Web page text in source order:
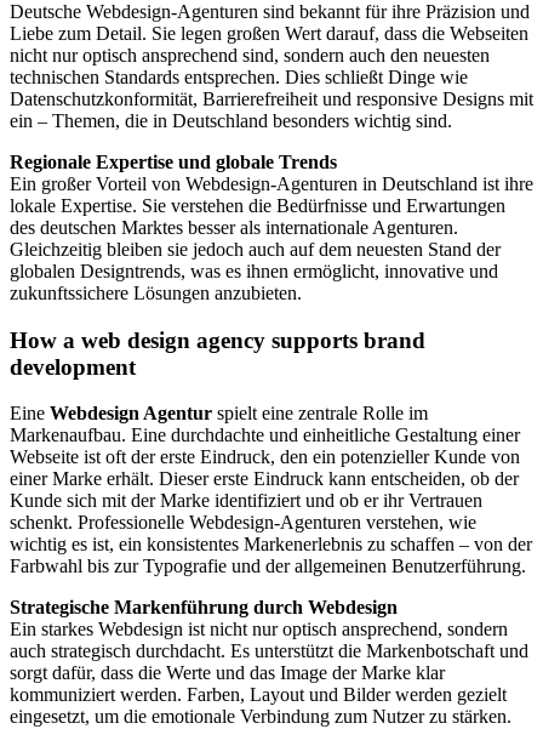
Deutsche Webdesign-Agenturen sind bekannt für ihre Präzision und
Liebe zum Detail. Sie legen großen Wert darauf, dass die Webseiten
nicht nur optisch ansprechend sind, sondern auch den neuesten
technischen Standards entsprechen. Dies schließt Dinge wie
Datenschutzkonformität, Barrierefreiheit und responsive Designs mit
ein – Themen, die in Deutschland besonders wichtig sind.
Regionale Expertise und globale Trends
Ein großer Vorteil von Webdesign-Agenturen in Deutschland ist ihre
lokale Expertise. Sie verstehen die Bedürfnisse und Erwartungen
des deutschen Marktes besser als internationale Agenturen.
Gleichzeitig bleiben sie jedoch auch auf dem neuesten Stand der
globalen Designtrends, was es ihnen ermöglicht, innovative und
zukunftssichere Lösungen anzubieten.
How a web design agency supports brand
development
Eine Webdesign Agentur spielt eine zentrale Rolle im
Markenaufbau. Eine durchdachte und einheitliche Gestaltung einer
Webseite ist oft der erste Eindruck, den ein potenzieller Kunde von
einer Marke erhält. Dieser erste Eindruck kann entscheiden, ob der
Kunde sich mit der Marke identifiziert und ob er ihr Vertrauen
schenkt. Professionelle Webdesign-Agenturen verstehen, wie
wichtig es ist, ein konsistentes Markenerlebnis zu schaffen – von der
Farbwahl bis zur Typografie und der allgemeinen Benutzerführung.
Strategische Markenführung durch Webdesign
Ein starkes Webdesign ist nicht nur optisch ansprechend, sondern
auch strategisch durchdacht. Es unterstützt die Markenbotschaft und
sorgt dafür, dass die Werte und das Image der Marke klar
kommuniziert werden. Farben, Layout und Bilder werden gezielt
eingesetzt, um die emotionale Verbindung zum Nutzer zu stärken.